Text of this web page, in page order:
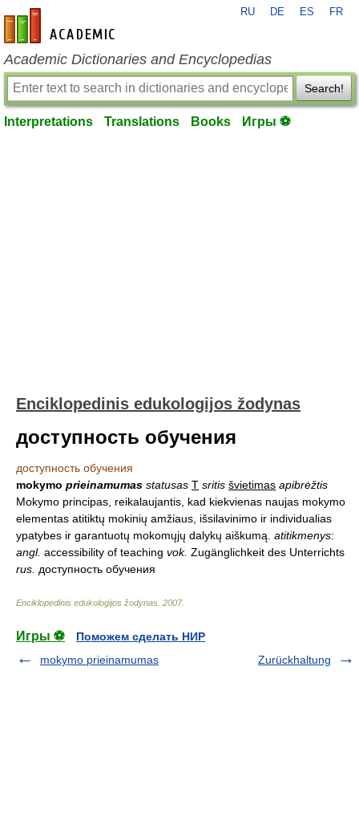
en-academic.com
RU DE ES FR
Academic Dictionaries and Encyclopedias
Search!
Interpretations Translations Books Игры ⚽
Enciklopedinis edukologijos žodynas
доступность обучения
доступность обучения
mokymo prieinamumas statusas T sritis švietimas apibrėžtis
Mokymo principas, reikalaujantis, kad kiekvienas naujas mokymo
elementas atitiktų mokinių amžiaus, išsilavinimo ir individualias
ypatybes ir garantuotų mokomųjų dalykų aiškumą. atitikmenys:
angl. accessibility of teaching vok. Zugänglichkeit des Unterrichts
rus. доступность обучения
Enciklopedinis edukologijos žodynas 2007.
Игры ⚽
Поможем сделать НИР
mokymo prieinamumas
Zurückhaltung